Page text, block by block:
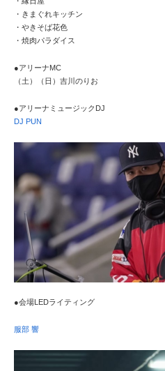
・きまぐれキッチン
・やきそば花色
・焼肉パラダイス
●アリーナMC
（土）（日）吉川のりお
●アリーナミュージックDJ
DJ PUN
●会場LEDライティング
服部 響